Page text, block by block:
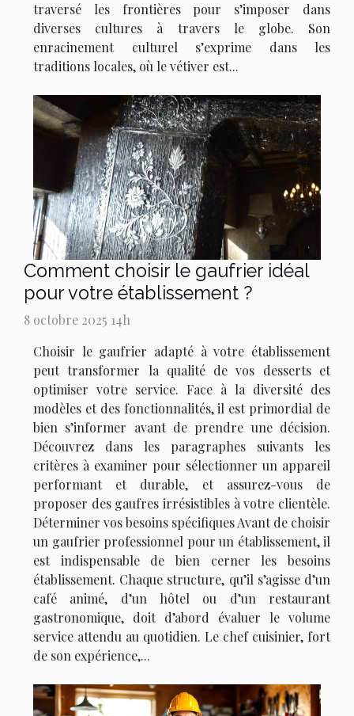
traversé les frontières pour s’imposer dans
diverses cultures à travers le globe. Son
enracinement culturel s’exprime dans les
traditions locales, où le vétiver est...
Comment choisir le gaufrier idéal
pour votre établissement ?
8 octobre 2025 14h
Choisir le gaufrier adapté à votre établissement
peut transformer la qualité de vos desserts et
optimiser votre service. Face à la diversité des
modèles et des fonctionnalités, il est primordial de
bien s’informer avant de prendre une décision.
Découvrez dans les paragraphes suivants les
critères à examiner pour sélectionner un appareil
performant et durable, et assurez-vous de
proposer des gaufres irrésistibles à votre clientèle.
Déterminer vos besoins spécifiques Avant de choisir
un gaufrier professionnel pour un établissement, il
est indispensable de bien cerner les besoins
établissement. Chaque structure, qu’il s’agisse d’un
café animé, d’un hôtel ou d’un restaurant
gastronomique, doit d’abord évaluer le volume
service attendu au quotidien. Le chef cuisinier, fort
de son expérience,...